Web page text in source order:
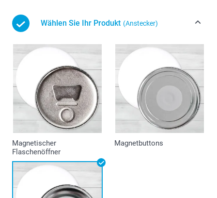
Wählen Sie Ihr Produkt (Anstecker)
Magnetischer
Flaschenöffner
Magnetbuttons